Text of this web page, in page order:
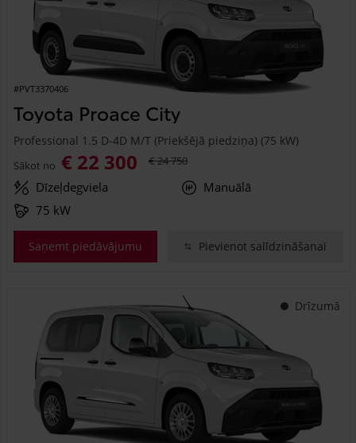
#PVT3370406
Toyota Proace City
Professional 1.5 D-4D M/T (Priekšējā piedziņa) (75 kW)
Sākot no € 22 300 € 24 750
Dīzeļdegviela
Manuālā
75 kW
Saņemt piedāvājumu Pievienot salīdzināšanai
Drīzumā